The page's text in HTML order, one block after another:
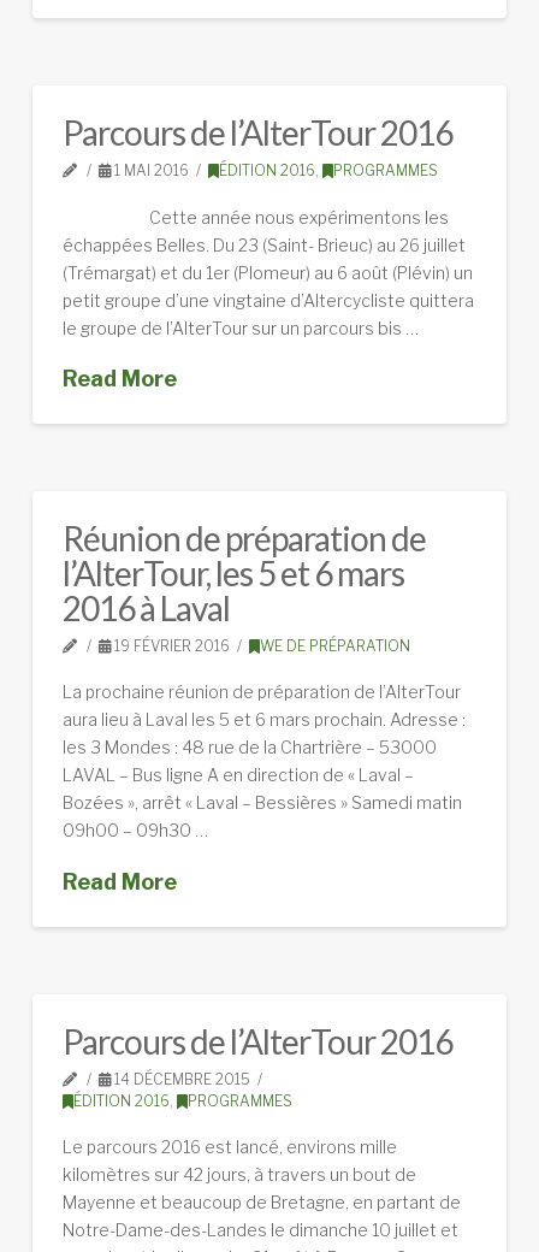
Parcours de l’AlterTour 2016
1 MAI 2016 ÉDITION 2016, PROGRAMMES
Cette année nous expérimentons les
échappées Belles. Du 23 (Saint- Brieuc) au 26 juillet
(Trémargat) et du 1er (Plomeur) au 6 août (Plévin) un
petit groupe d’une vingtaine d’Altercycliste quittera
le groupe de l’AlterTour sur un parcours bis …
Read More
Réunion de préparation de
l’AlterTour, les 5 et 6 mars
2016 à Laval
19 FÉVRIER 2016 WE DE PRÉPARATION
La prochaine réunion de préparation de l’AlterTour
aura lieu à Laval les 5 et 6 mars prochain. Adresse :
les 3 Mondes : 48 rue de la Chartrière – 53000
LAVAL – Bus ligne A en direction de « Laval –
Bozées », arrêt « Laval – Bessières » Samedi matin
09h00 – 09h30 …
Read More
Parcours de l’AlterTour 2016
14 DÉCEMBRE 2015
ÉDITION 2016
PROGRAMMES
Le parcours 2016 est lancé, environs mille
kilomètres sur 42 jours, à travers un bout de
Mayenne et beaucoup de Bretagne, en partant de
Notre-Dame-des-Landes le dimanche 10 juillet et